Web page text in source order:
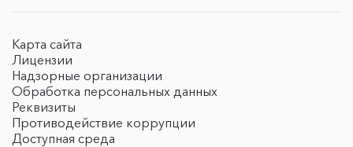
Карта сайта
Лицензии
Надзорные организации
Обработка персональных данных
Реквизиты
Противодействие коррупции
Доступная среда